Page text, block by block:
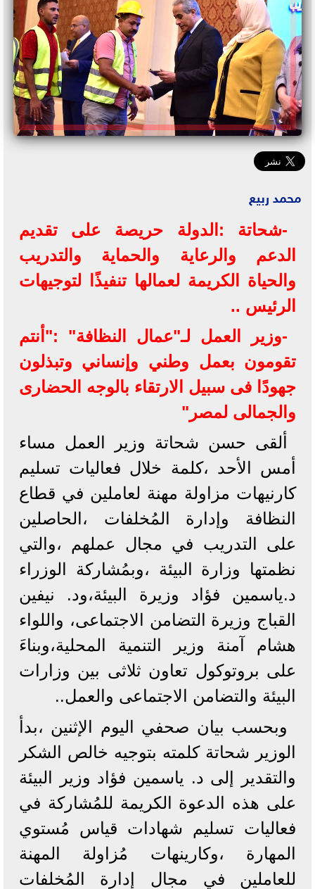
محمد ربيع
-شحاتة :الدولة حريصة على تقديم
الدعم والرعاية والحماية والتدريب
والحياة الكريمة لعمالها تنفيذًا لتوجيهات
الرئيس ..
-وزير العمل لـ"عمال النظافة" :"أنتم
تقومون بعمل وطني وإنساني وتبذلون
جهودًا فى سبيل الارتقاء بالوجه الحضارى
والجمالى لمصر"
ألقى حسن شحاتة وزير العمل مساء
أمس الأحد ،كلمة خلال فعاليات تسليم
كارنيهات مزاولة مهنة لعاملين في قطاع
النظافة وإدارة المُخلفات ،الحاصلين
على التدريب في مجال عملهم ،والتي
نظمتها وزارة البيئة ،وبمُشاركة الوزراء
د.ياسمين فؤاد وزيرة البيئة،ود. نيفين
القباج وزيرة التضامن الاجتماعى، واللواء
هشام آمنة وزير التنمية المحلية،وبناءَ
على بروتوكول تعاون ثلاثى بين وزارات
البيئة والتضامن الاجتماعى والعمل..
وبحسب بيان صحفي اليوم الإثنين ،بدأ
الوزير شحاتة كلمته بتوجيه خالص الشكر
والتقدير إلى د. ياسمين فؤاد وزير البيئة
على هذه الدعوة الكريمة للمُشاركة في
فعاليات تسليم شهادات قياس مُستوي
المهارة ،وكارينهات مُزاولة المهنة
للعاملين في مجال إدارة المُخلفات